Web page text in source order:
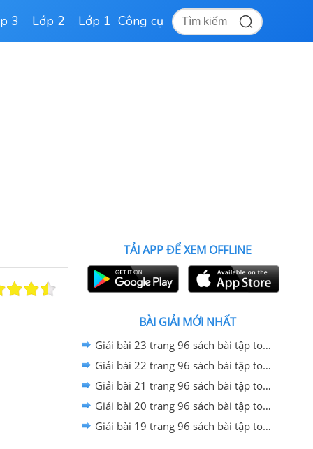
3 Lớp 2 Lớp 1 Công cụ
TẢI APP ĐỂ XEM OFFLINE
BÀI GIẢI MỚI NHẤT
Giải bài 23 trang 96 sách bài tập toán 12 - Cánh diều
Giải bài 22 trang 96 sách bài tập toán 12 - Cánh diều
Giải bài 21 trang 96 sách bài tập toán 12 - Cánh diều
Giải bài 20 trang 96 sách bài tập toán 12 - Cánh diều
Giải bài 19 trang 96 sách bài tập toán 12 - Cánh diều